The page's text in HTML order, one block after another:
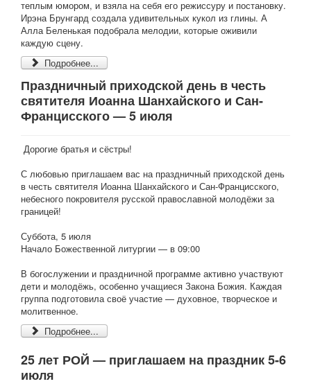
теплым юмором, и взяла на себя его режиссуру и постановку.
Ирэна Брунгард создала удивительных кукол из глины. А
Алла Беленькая подобрала мелодии, которые оживили
каждую сцену.
Подробнее...
Праздничный приходской день в честь
святителя Иоанна Шанхайского и Сан-
Францисского — 5 июля
Дорогие братья и сёстры!
С любовью приглашаем вас на праздничный приходской день
в честь святителя Иоанна Шанхайского и Сан-Францисского,
небесного покровителя русской православной молодёжи за
границей!
Суббота, 5 июля
Начало Божественной литургии — в 09:00
В богослужении и праздничной программе активно участвуют
дети и молодёжь, особенно учащиеся Закона Божия. Каждая
группа подготовила своё участие — духовное, творческое и
молитвенное.
Подробнее...
25 лет РОЙ — приглашаем на праздник 5-6
июля